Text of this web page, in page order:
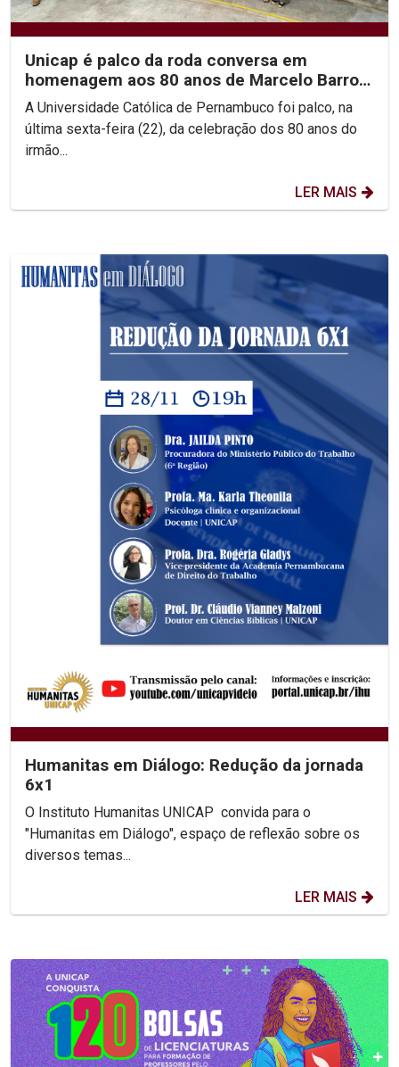
Unicap é palco da roda conversa em
homenagem aos 80 anos de Marcelo Barros
e às Teologias da...
A Universidade Católica de Pernambuco foi palco, na
última sexta-feira (22), da celebração dos 80 anos do
irmão...
LER MAIS
Humanitas em Diálogo: Redução da jornada
6x1
O Instituto Humanitas UNICAP convida para o
"Humanitas em Diálogo", espaço de reflexão sobre os
diversos temas...
LER MAIS